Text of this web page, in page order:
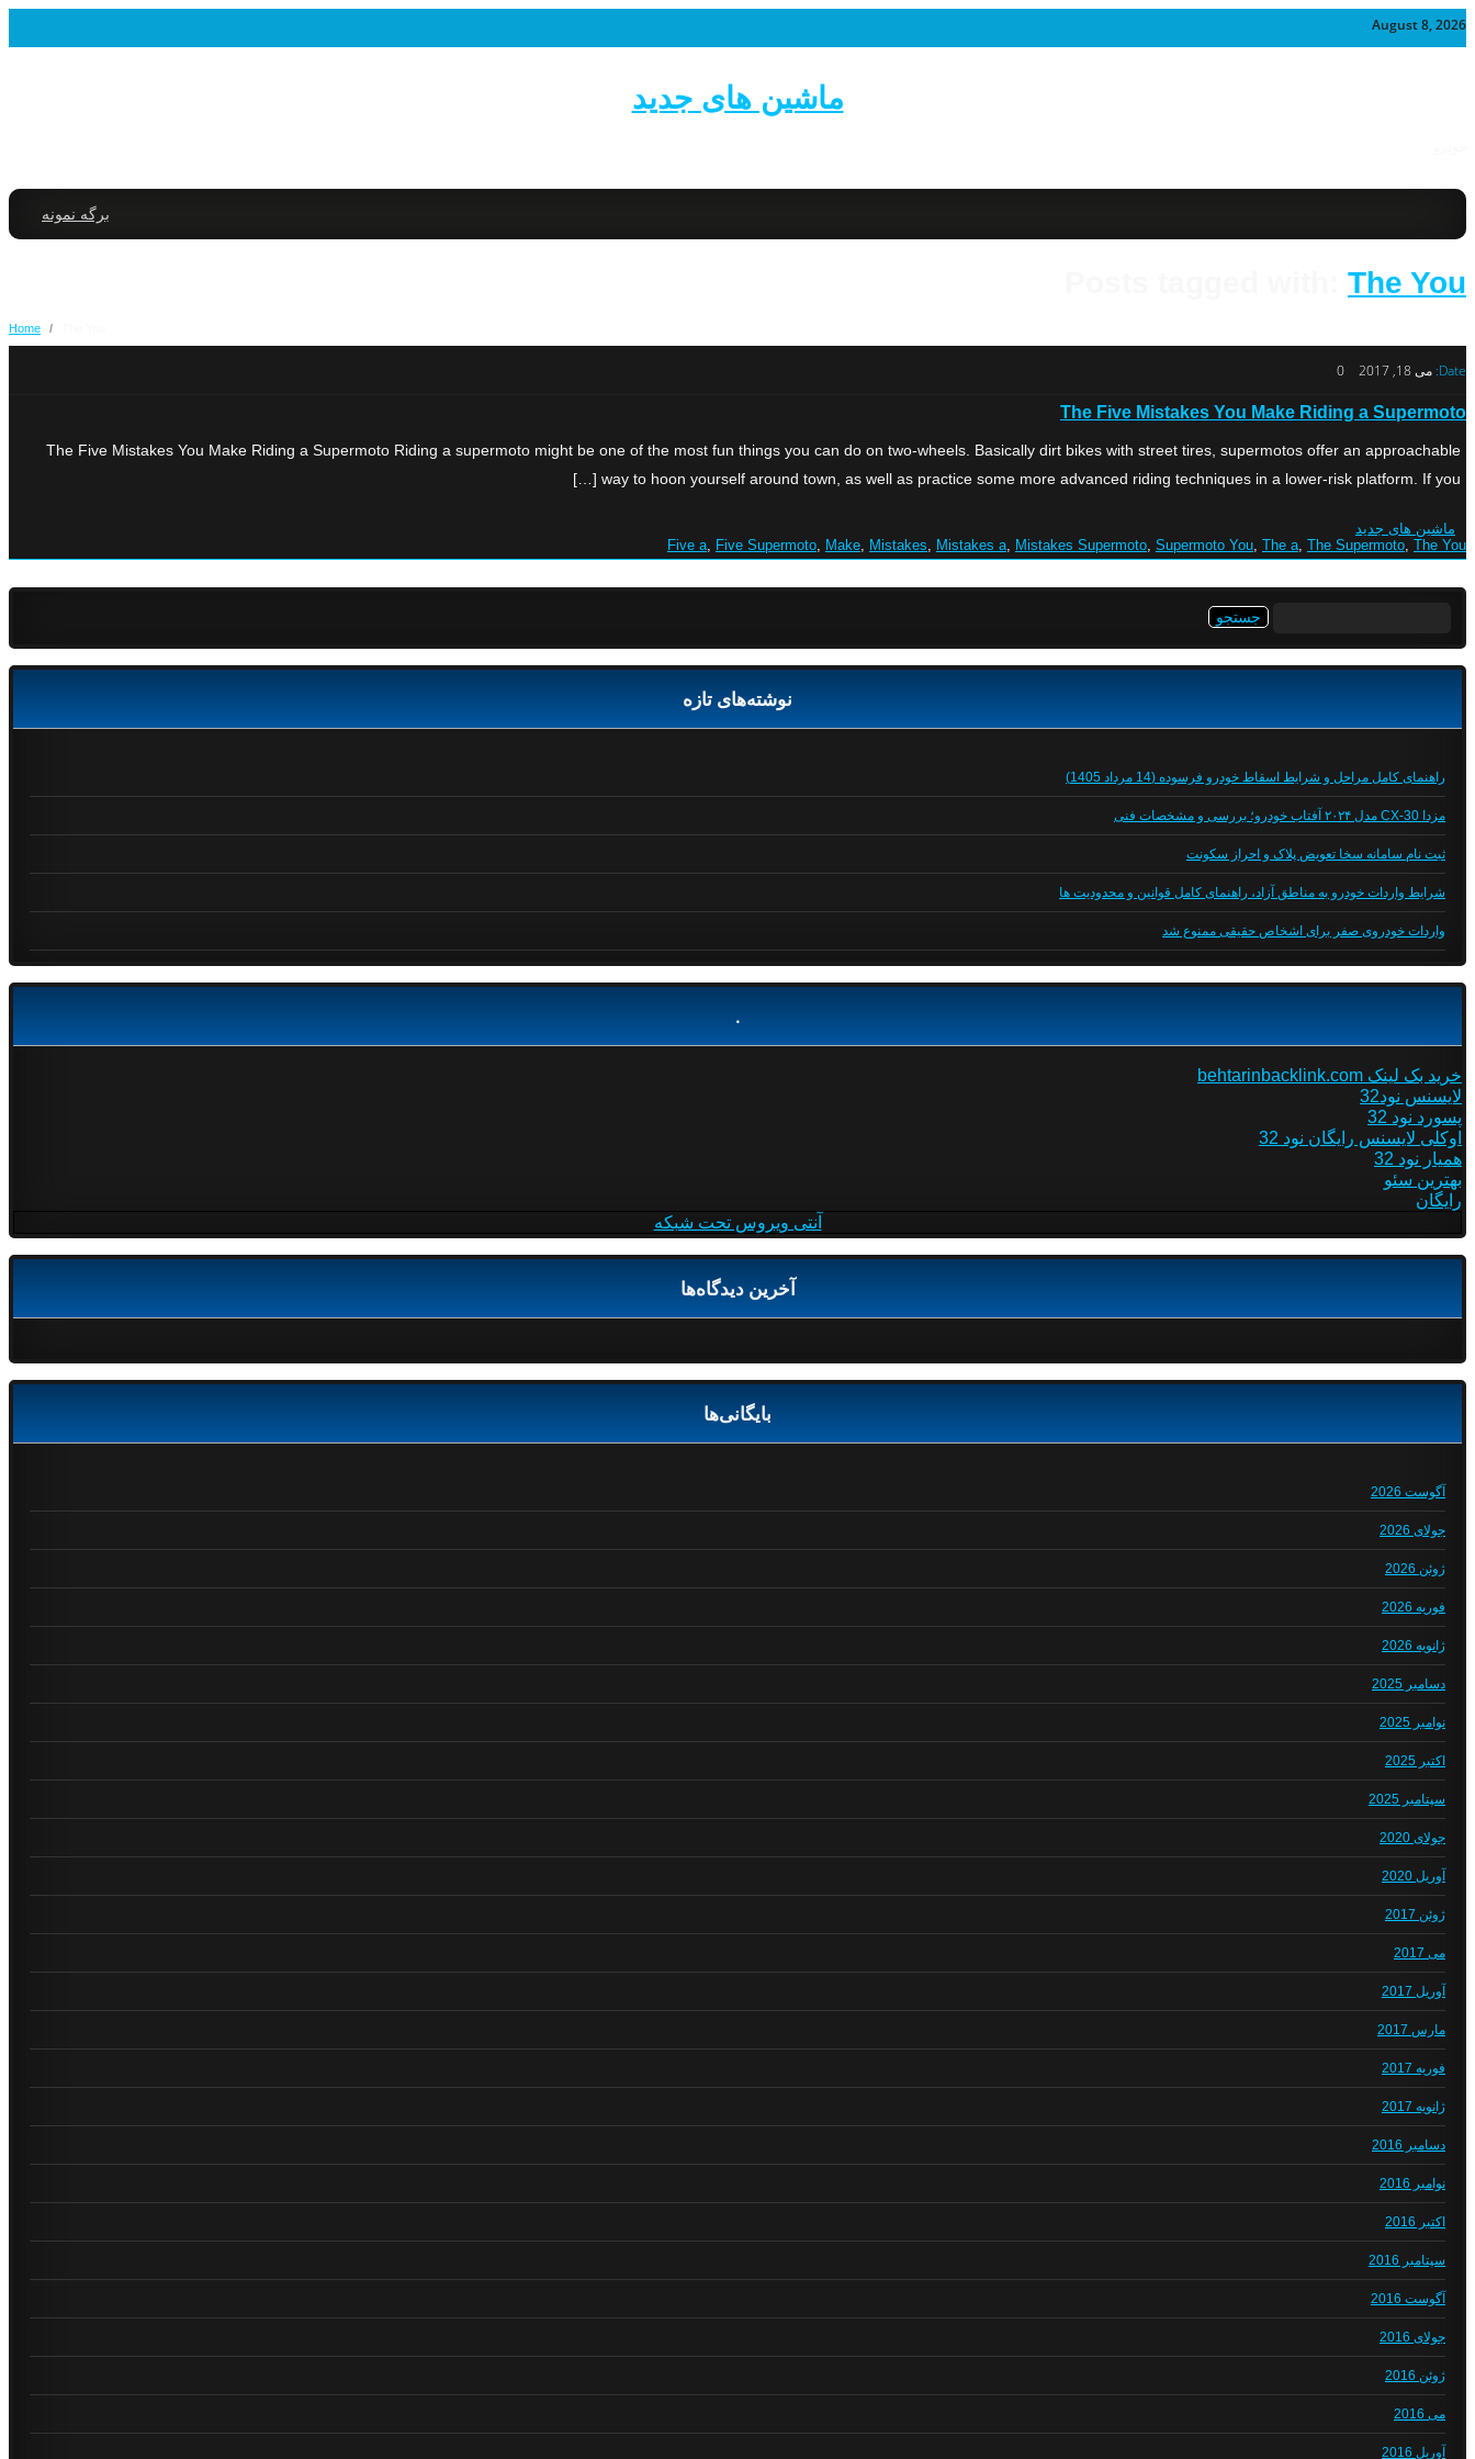
August 8, 2026
ماشین های جدید
برگه نمونه
The You
Home /
Date: می 18, 2017 0
The Five Mistakes You Make Riding a Supermoto
The Five Mistakes You Make Riding a Supermoto Riding a supermoto might be one of the most fun things you can do on two-wheels. Basically dirt bikes with street tires, supermotos offer an approachable
way to hoon yourself around town, as well as practice some more advanced riding techniques in a lower-risk platform. If you […]
ماشین های جدید
Five a, Five Supermoto, Make, Mistakes, Mistakes a, Mistakes Supermoto, Supermoto You, The a, The Supermoto, The You
نوشته‌های تازه
راهنمای کامل مراحل و شرایط اسقاط خودرو فرسوده (14 مرداد 1405)
مزدا CX-30 مدل ۲۰۲۴ آفتاب خودرو؛ بررسی و مشخصات فنی
ثبت نام سامانه سخا تعویض پلاک و احراز سکونت
شرایط واردات خودرو به مناطق آزاد، راهنمای کامل قوانین و محدودیت ها
واردات خودروی صفر برای اشخاص حقیقی ممنوع شد
.
خرید بک لینک behtarinbacklink.com
لایسنس نود32
پسورد نود 32
اوکلی لایسنس رایگان نود 32
همیار نود 32
بهترین سئو
رایگان
آنتی ویروس تحت شبکه
آخرین دیدگاه‌ها
بایگانی‌ها
آگوست 2026
جولای 2026
ژوئن 2026
فوریه 2026
ژانویه 2026
دسامبر 2025
نوامبر 2025
اکتبر 2025
سپتامبر 2025
جولای 2020
آوریل 2020
ژوئن 2017
می 2017
آوریل 2017
مارس 2017
فوریه 2017
ژانویه 2017
دسامبر 2016
نوامبر 2016
اکتبر 2016
سپتامبر 2016
آگوست 2016
جولای 2016
ژوئن 2016
می 2016
آوریل 2016